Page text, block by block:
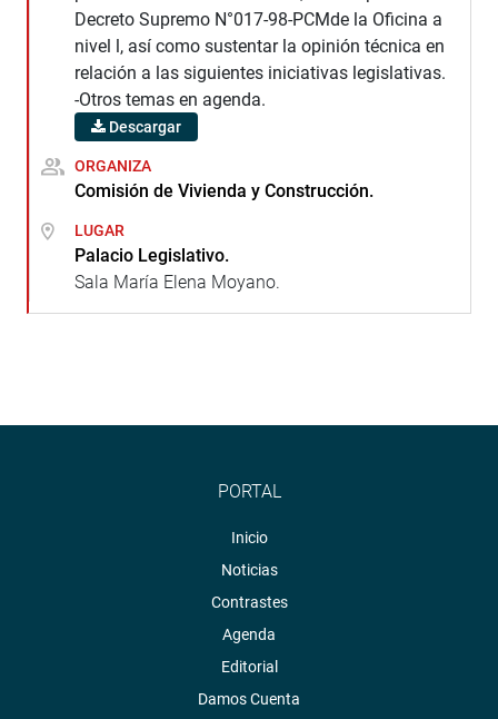
Decreto Supremo N°017-98-PCMde la Oficina a
nivel l, así como sustentar la opinión técnica en
relación a las siguientes iniciativas legislativas.
-Otros temas en agenda.
Descargar
ORGANIZA
Comisión de Vivienda y Construcción.
LUGAR
Palacio Legislativo.
Sala María Elena Moyano.
PORTAL
Inicio
Noticias
Contrastes
Agenda
Editorial
Damos Cuenta